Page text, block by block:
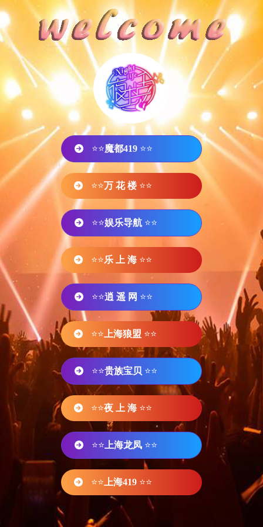
⭐⭐魔都419 ⭐⭐
⭐⭐万 花 楼 ⭐⭐
⭐⭐娱乐导航 ⭐⭐
⭐⭐乐 上 海 ⭐⭐
⭐⭐逍 遥 网 ⭐⭐
⭐⭐ 上海狼盟 ⭐⭐
⭐⭐贵族宝贝 ⭐⭐
⭐⭐夜 上 海 ⭐⭐
⭐⭐ 上海龙凤 ⭐⭐
⭐⭐ 上海419 ⭐⭐